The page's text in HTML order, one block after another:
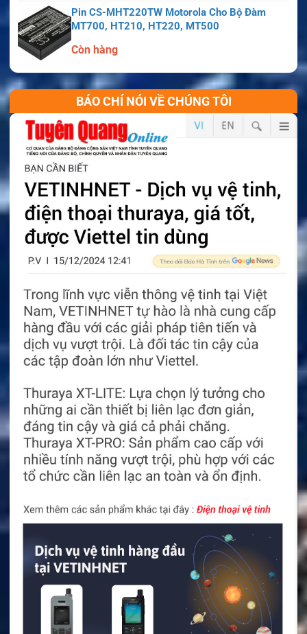
Pin CS-MHT220TW Motorola Cho Bộ Đàm
MT700, HT210, HT220, MT500
Còn hàng
BÁO CHÍ NÓI VỀ CHÚNG TÔI